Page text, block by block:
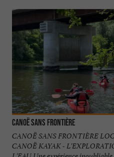
Canoë sans Frontière
CANOË SANS FRONTIÈRE
CANOË KAYAK -